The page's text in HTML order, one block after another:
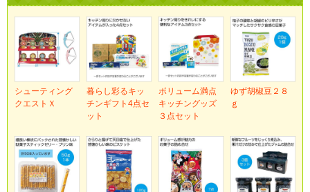
シューティング
クエストＸ
暮らし彩るキッ
チンギフト4点セ
ット
ボリューム満点
キッチングッズ
３点セット
ゆず胡椒豆２８
ｇ